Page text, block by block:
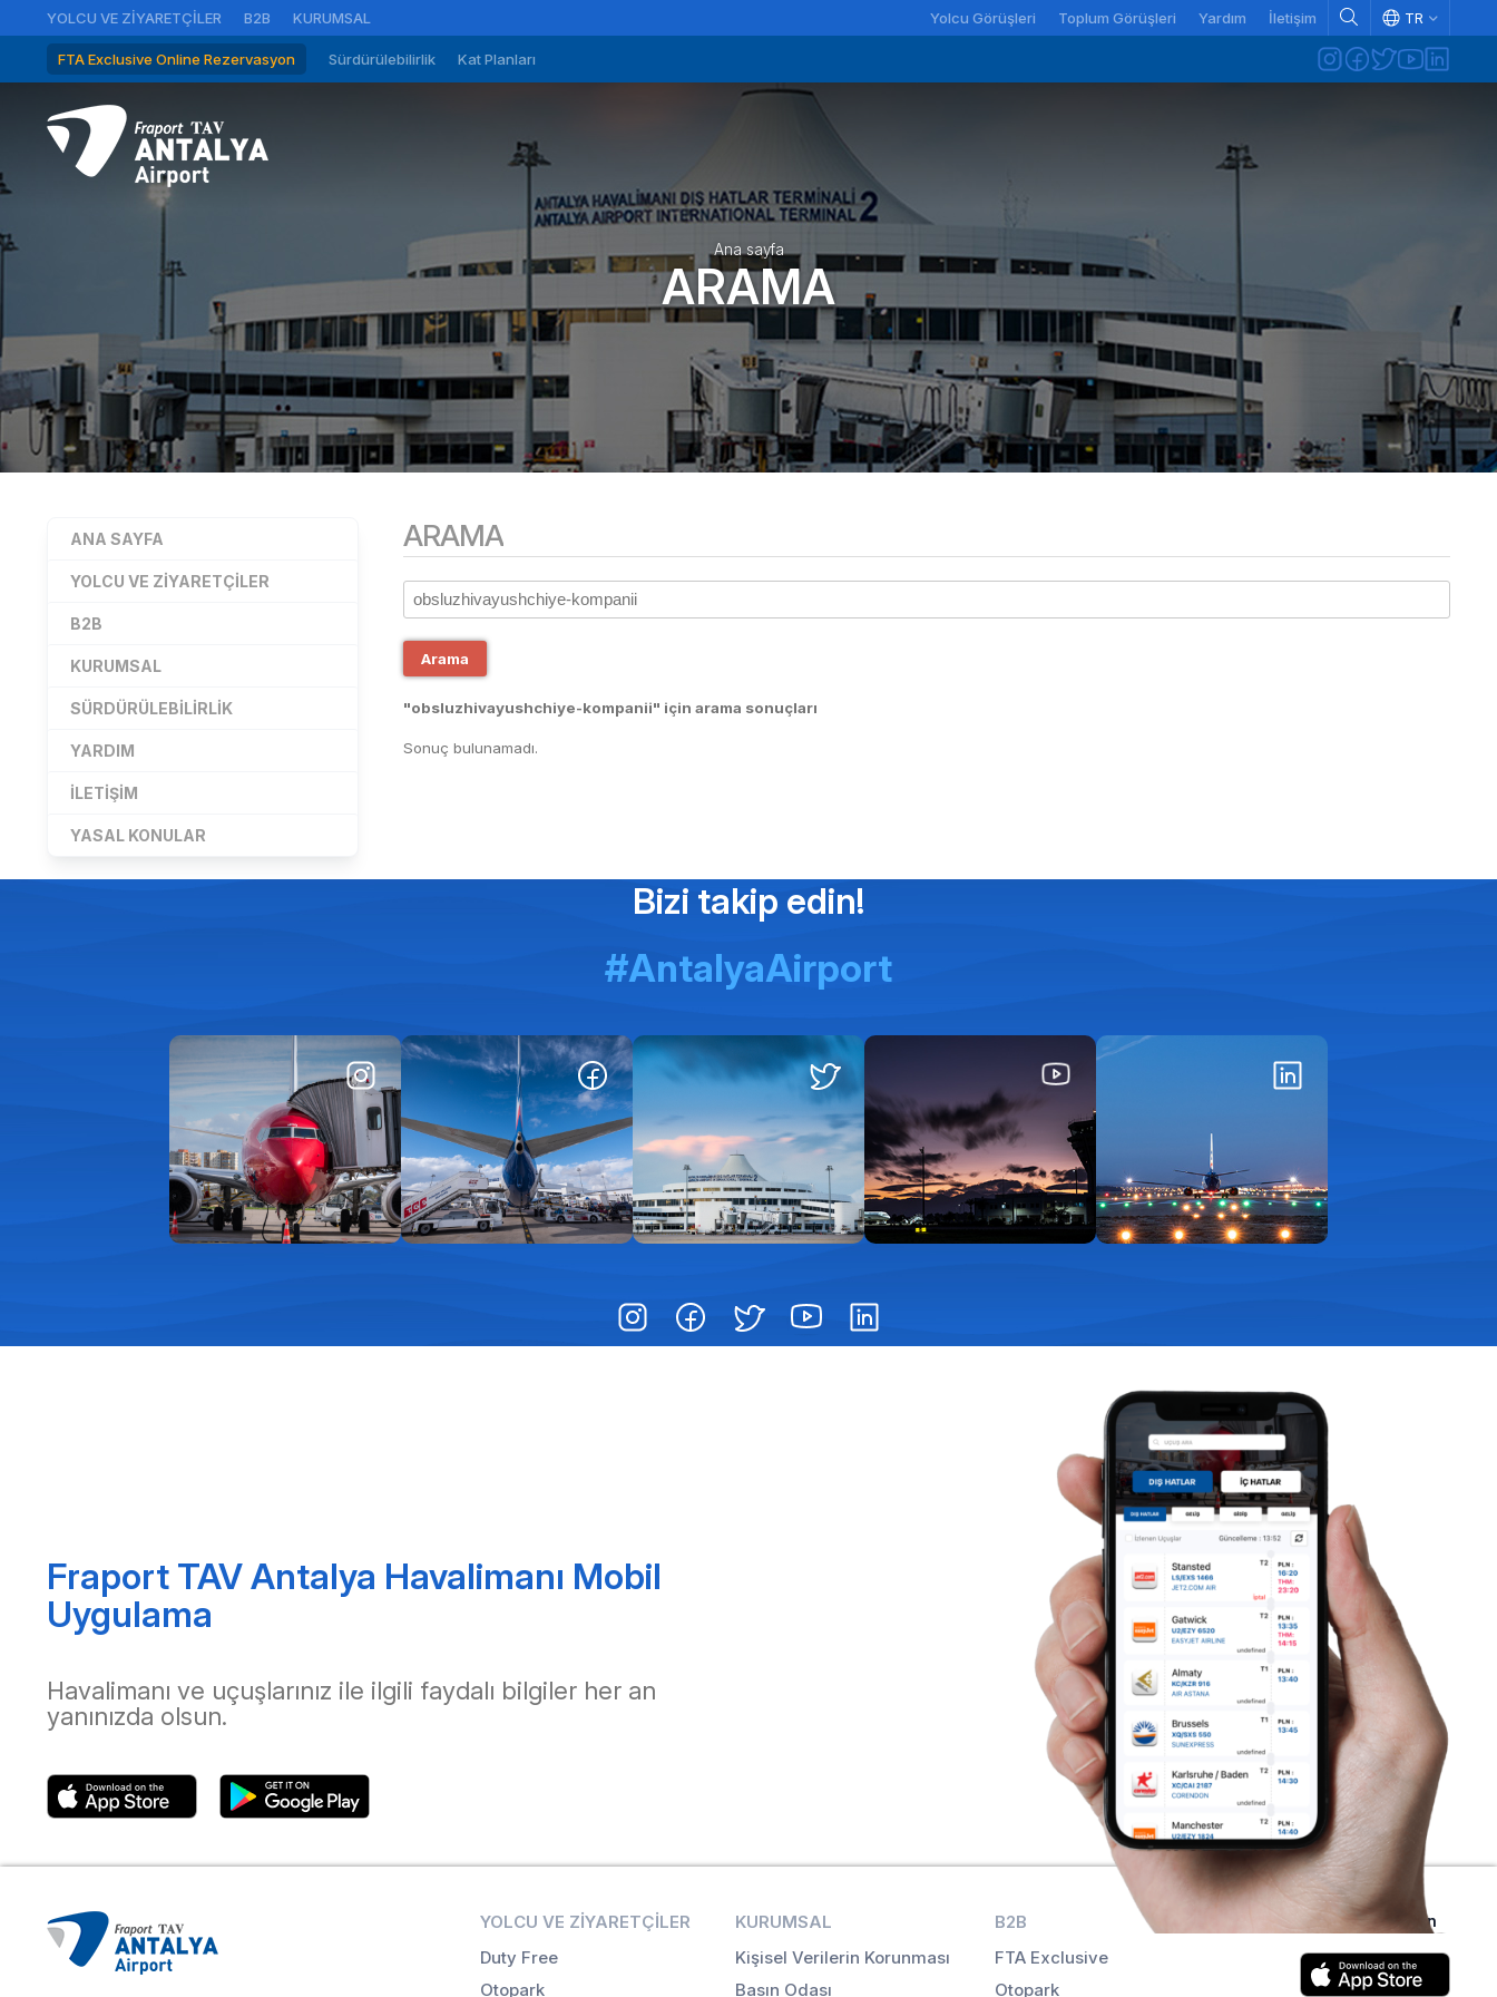
YOLCU VE ZIYARETÇILER B2B KURUMSAL Yolcu Görüşleri Toplum Görüşleri Yardım İletişim TR
FTA Exclusive Online Rezervasyon Sürdürülebilirlik Kat Planları
Ana sayfa
ARAMA
ARAMA
Arama
"obsluzhivayushchiye-kompanii" için arama sonuçları
Sonuç bulunamadı.
ANA SAYFA
YOLCU VE ZIYARETÇILER
B2B
KURUMSAL
SÜRDÜRÜLEBILIRLIK
YARDIM
İLETIŞIM
YASAL KONULAR
Bizi takip edin!
#AntalyaAirport
Fraport TAV Antalya Havalimanı Mobil
Uygulama
Havalimanı ve uçuşlarınız ile ilgili faydalı bilgiler her an
yanınızda olsun.
YOLCU VE ZIYARETÇILER
Duty Free
Otopark
KURUMSAL
Kişisel Verilerin Korunması
Basın Odası
B2B
FTA Exclusive
Otopark
Uygulamaları alın